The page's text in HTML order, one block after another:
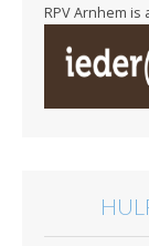
RPV Arnhem is